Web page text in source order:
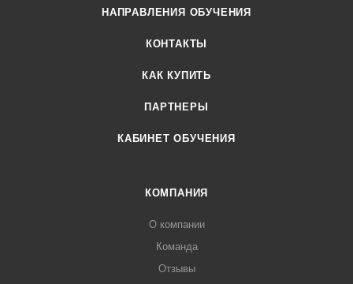
НАПРАВЛЕНИЯ ОБУЧЕНИЯ
КОНТАКТЫ
КАК КУПИТЬ
ПАРТНЕРЫ
КАБИНЕТ ОБУЧЕНИЯ
КОМПАНИЯ
О компании
Команда
Отзывы